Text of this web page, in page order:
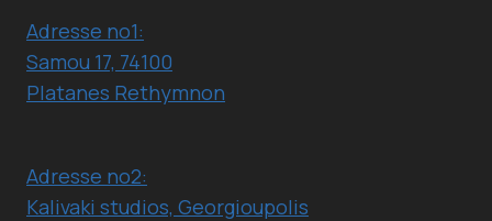
Adresse no1:
Samou 17, 74100
Platanes Rethymnon
Adresse no2:
Kalivaki studios, Georgioupolis